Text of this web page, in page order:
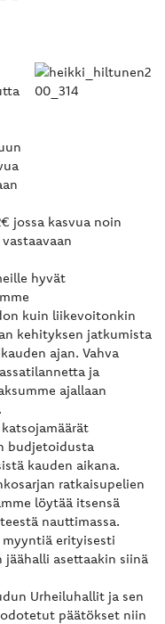
jossa kasvua noin
hyvät
kuin liikevoitonkin
kehityksen jatkumista
ajan. Vahva
ja
ajallaan
budjetoidusta
kauden aikana.
ratkaisupelien
löytää itsensä
nauttimassa.
erityisesti
asettaakin siinä
Urheiluhallit ja sen
päätökset niin